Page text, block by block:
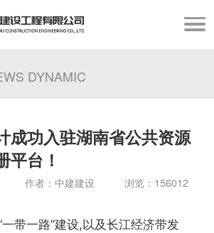
DYNAMIC
成功入驻湖南省公共资源
平台！
作者：中建建设 浏览：156012
一路”建设,以及长江经济带发